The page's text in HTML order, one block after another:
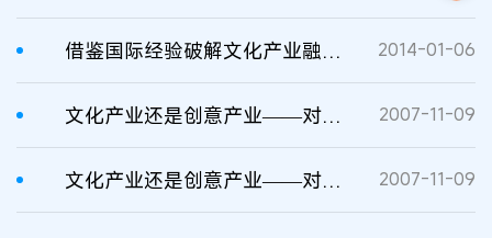
借鉴国际经验破解文化产业融资难 2014-01-06
文化产业还是创意产业——对新加坡创意产业概念的理解 2007-11-09
文化产业还是创意产业——对新加坡创意产业概念的理解 2007-11-09